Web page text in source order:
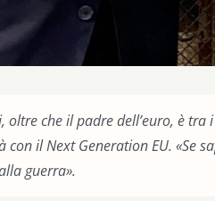
oltre che il padre dell’euro, è
con il Next Generation EU. «Se
guerra».